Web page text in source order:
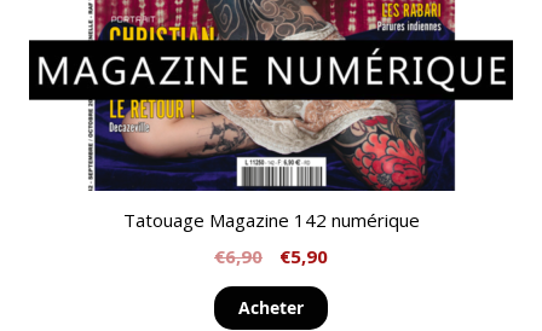
Tatouage Magazine 142 numérique
€6,90 €5,90
Acheter